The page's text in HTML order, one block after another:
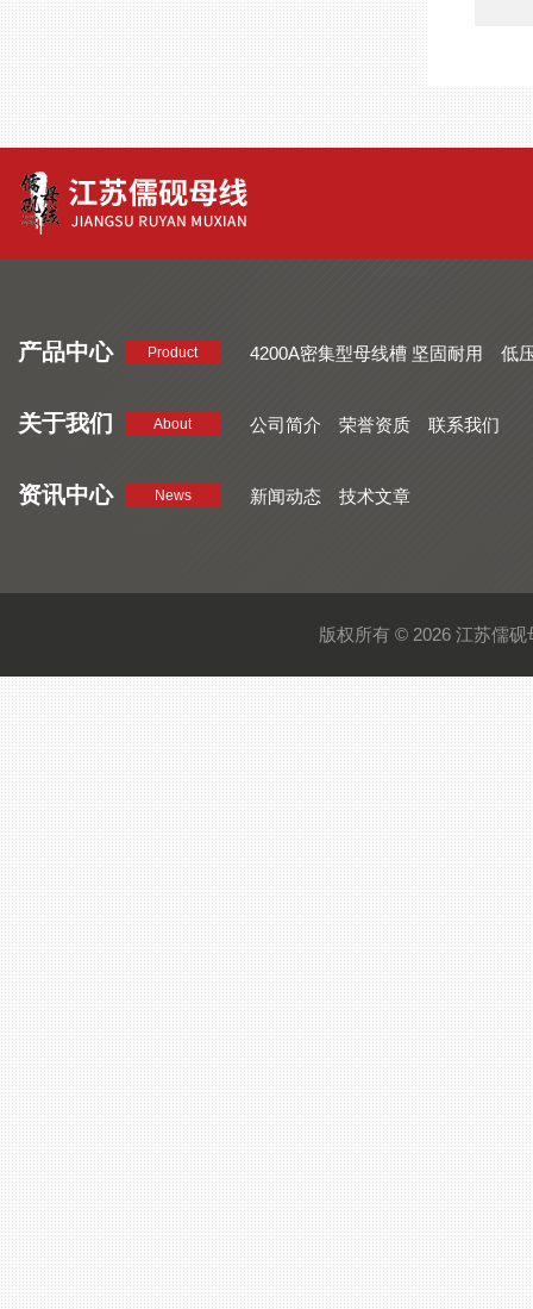
产品中心 Product 4200A密集型母线槽 坚固耐用
低
关于我们 About 公司简介 荣誉资质 联系我们
资讯中心 News 新闻动态 技术文章
版权所有 © 2026 江苏儒